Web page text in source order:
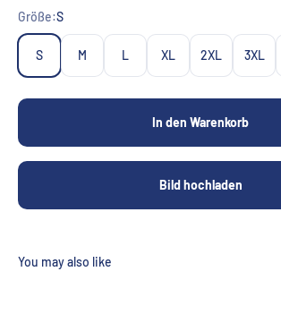
Größe:S
S M L XL 2XL 3XL
In den Warenkorb
Bild hochladen